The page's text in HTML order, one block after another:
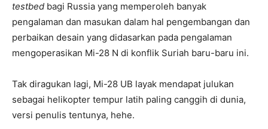
testbed bagi Russia yang memperoleh banyak
pengalaman dan masukan dalam hal pengembangan dan
perbaikan desain yang didasarkan pada pengalaman
mengoperasikan Mi-28 N di konflik Suriah baru-baru ini.
Tak diragukan lagi, Mi-28 UB layak mendapat julukan
sebagai helikopter tempur latih paling canggih di dunia,
versi penulis tentunya, hehe.